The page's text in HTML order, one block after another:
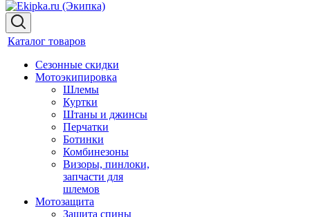
Каталог товаров
Сезонные скидки
Мотоэкипировка
Шлемы
Куртки
Штаны и джинсы
Перчатки
Ботинки
Комбинезоны
Визоры, пинлоки,
запчасти для
шлемов
Мотозащита
Защита спины